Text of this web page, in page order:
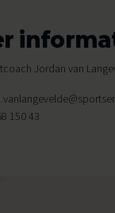
Jordan van
150 43